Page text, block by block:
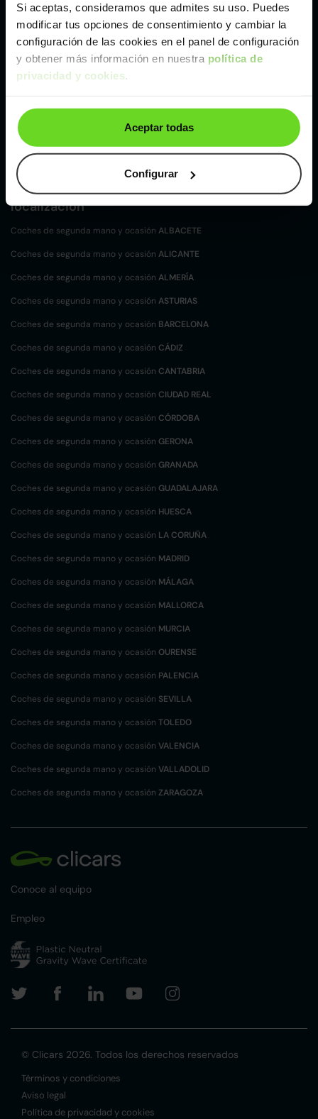
Si aceptas, consideramos que admites su uso. Puedes
modificar tus opciones de consentimiento y cambiar la
configuración de las cookies en el panel de configuración
y obtener más información en nuestra política de
privacidad y cookies.
Aceptar todas
Configurar
Valencia
Zaragoza
Ver Peugeot 508 de segunda mano y ocasión
Peugeot 508 de segunda mano y ocasión
Coches desegunda mano y ocasión por
localización
Coches de segunda mano y ocasión ALBACETE
Coches de segunda mano y ocasión ALICANTE
Coches de segunda mano y ocasión ALMERÍA
Coches de segunda mano y ocasión ASTURIAS
Coches de segunda mano y ocasión BARCELONA
Coches de segunda mano y ocasión CÁDIZ
Coches de segunda mano y ocasión CANTABRIA
Coches de segunda mano y ocasión CIUDAD REAL
Coches de segunda mano y ocasión CÓRDOBA
Coches de segunda mano y ocasión GERONA
Coches de segunda mano y ocasión GRANADA
Coches de segunda mano y ocasión GUADALAJARA
Coches de segunda mano y ocasión HUESCA
Coches de segunda mano y ocasión LA CORUÑA
Coches de segunda mano y ocasión MADRID
Coches de segunda mano y ocasión MÁLAGA
Coches de segunda mano y ocasión MALLORCA
Coches de segunda mano y ocasión MURCIA
Coches de segunda mano y ocasión OURENSE
Coches de segunda mano y ocasión PALENCIA
Coches de segunda mano y ocasión SEVILLA
Coches de segunda mano y ocasión TOLEDO
Coches de segunda mano y ocasión VALENCIA
Coches de segunda mano y ocasión VALLADOLID
Coches de segunda mano y ocasión ZARAGOZA
Conoce al equipo
Empleo
© Clicars 2026. Todos los derechos reservados
Términos y condiciones
Aviso legal
Política de privacidad y cookies